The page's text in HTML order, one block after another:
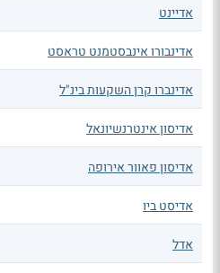
אדיינט
אדינבורו אינבסטמנט טראסט
אדינברו קרן השקעות בינ"ל
אדיסון אינטרנשיונאל
אדיסון פאוור אירופה
אדיסט ביו
אדל